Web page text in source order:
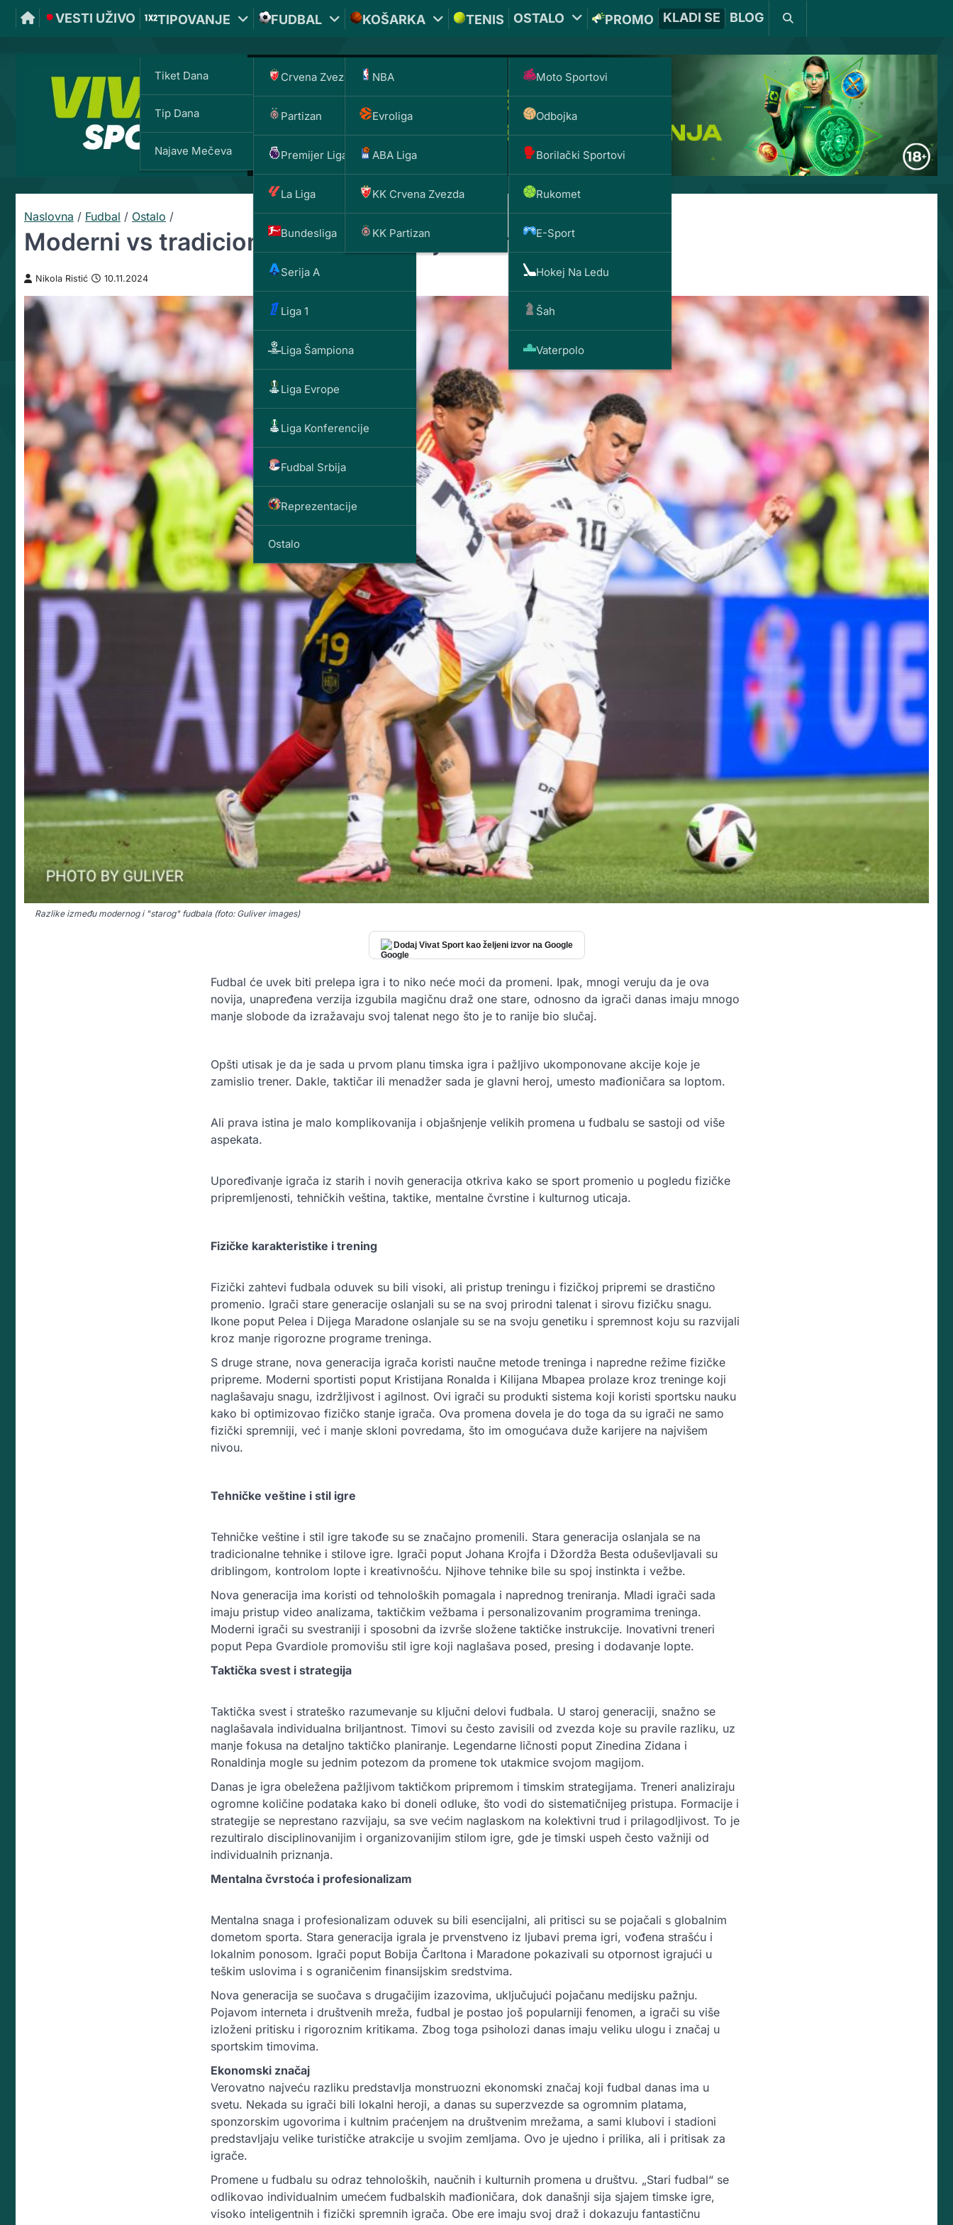
VESTI UŽIVO TIPOVANJE
Tiket Dana
Tip Dana
Najave Mečeva
FUDBAL
Crvena Zvezda
Partizan
Premijer Liga
La Liga
Bundesliga
Serija A
Liga 1
Liga Šampiona
Liga Evrope
Liga Konferencije
Fudbal Srbija
Reprezentacije
Ostalo
KOŠARKA
NBA
Evroliga
ABA Liga
KK Crvena Zvezda
KK Partizan
TENIS OSTALO
Moto Sportovi
Odbojka
Borilački Sportovi
Rukomet
E-Sport
Hokej Na Ledu
Šah
Vaterpolo
PROMO KLADI SE BLOG
Naslovna / Fudbal / Ostalo /
Moderni vs tradicionalni fudbal – najveće razlike
Nikola Ristić 10.11.2024
Razlike između modernog i "starog" fudbala (foto: Guliver images)
Dodaj Vivat Sport kao željeni izvor na Google
Fudbal će uvek biti prelepa igra i to niko neće moći da promeni. Ipak, mnogi veruju da je ova
novija, unapređena verzija izgubila magičnu draž one stare, odnosno da igrači danas imaju mnogo
manje slobode da izražavaju svoj talenat nego što je to ranije bio slučaj.
Opšti utisak je da je sada u prvom planu timska igra i pažljivo ukomponovane akcije koje je
zamislio trener. Dakle, taktičar ili menadžer sada je glavni heroj, umesto mađioničara sa loptom.
Ali prava istina je malo komplikovanija i objašnjenje velikih promena u fudbalu se sastoji od više
aspekata.
Upoređivanje igrača iz starih i novih generacija otkriva kako se sport promenio u pogledu fizičke
pripremljenosti, tehničkih veština, taktike, mentalne čvrstine i kulturnog uticaja.
Fizičke karakteristike i trening
Fizički zahtevi fudbala oduvek su bili visoki, ali pristup treningu i fizičkoj pripremi se drastično
promenio. Igrači stare generacije oslanjali su se na svoj prirodni talenat i sirovu fizičku snagu.
Ikone poput Pelea i Dijega Maradone oslanjale su se na svoju genetiku i spremnost koju su razvijali
kroz manje rigorozne programe treninga.
S druge strane, nova generacija igrača koristi naučne metode treninga i napredne režime fizičke
pripreme. Moderni sportisti poput Kristijana Ronalda i Kilijana Mbapea prolaze kroz treninge koji
naglašavaju snagu, izdržljivost i agilnost. Ovi igrači su produkti sistema koji koristi sportsku nauku
kako bi optimizovao fizičko stanje igrača. Ova promena dovela je do toga da su igrači ne samo
fizički spremniji, već i manje skloni povredama, što im omogućava duže karijere na najvišem
nivou.
Tehničke veštine i stil igre
Tehničke veštine i stil igre takođe su se značajno promenili. Stara generacija oslanjala se na
tradicionalne tehnike i stilove igre. Igrači poput Johana Krojfa i Džordža Besta oduševljavali su
driblingom, kontrolom lopte i kreativnošću. Njihove tehnike bile su spoj instinkta i vežbe.
Nova generacija ima koristi od tehnoloških pomagala i naprednog treniranja. Mladi igrači sada
imaju pristup video analizama, taktičkim vežbama i personalizovanim programima treninga.
Moderni igrači su svestraniji i sposobni da izvrše složene taktičke instrukcije. Inovativni treneri
poput Pepa Gvardiole promovišu stil igre koji naglašava posed, presing i dodavanje lopte.
Taktička svest i strategija
Taktička svest i strateško razumevanje su ključni delovi fudbala. U staroj generaciji, snažno se
naglašavala individualna briljantnost. Timovi su često zavisili od zvezda koje su pravile razliku, uz
manje fokusa na detaljno taktičko planiranje. Legendarne ličnosti poput Zinedina Zidana i
Ronaldinja mogle su jednim potezom da promene tok utakmice svojom magijom.
Danas je igra obeležena pažljivom taktičkom pripremom i timskim strategijama. Treneri analiziraju
ogromne količine podataka kako bi doneli odluke, što vodi do sistematičnijeg pristupa. Formacije i
strategije se neprestano razvijaju, sa sve većim naglaskom na kolektivni trud i prilagodljivost. To je
rezultiralo disciplinovanijim i organizovanijim stilom igre, gde je timski uspeh često važniji od
individualnih priznanja.
Mentalna čvrstoća i profesionalizam
Mentalna snaga i profesionalizam oduvek su bili esencijalni, ali pritisci su se pojačali s globalnim
dometom sporta. Stara generacija igrala je prvenstveno iz ljubavi prema igri, vođena strašću i
lokalnim ponosom. Igrači poput Bobija Čarltona i Maradone pokazivali su otpornost igrajući u
teškim uslovima i s ograničenim finansijskim sredstvima.
Nova generacija se suočava s drugačijim izazovima, uključujući pojačanu medijsku pažnju.
Pojavom interneta i društvenih mreža, fudbal je postao još popularniji fenomen, a igrači su više
izloženi pritisku i rigoroznim kritikama. Zbog toga psiholozi danas imaju veliku ulogu i značaj u
sportskim timovima.
Ekonomski značaj
Verovatno najveću razliku predstavlja monstruozni ekonomski značaj koji fudbal danas ima u
svetu. Nekada su igrači bili lokalni heroji, a danas su superzvezde sa ogromnim platama,
sponzorskim ugovorima i kultnim praćenjem na društvenim mrežama, a sami klubovi i stadioni
predstavljaju velike turističke atrakcije u svojim zemljama. Ovo je ujedno i prilika, ali i pritisak za
igrače.
Promene u fudbalu su odraz tehnoloških, naučnih i kulturnih promena u društvu. „Stari fudbal“ se
odlikovao individualnim umećem fudbalskih mađioničara, dok današnji sija sjajem timske igre,
visoko inteligentnih i fizički spremnih igrača. Obe ere imaju svoj draž i dokazuju fantastičnu